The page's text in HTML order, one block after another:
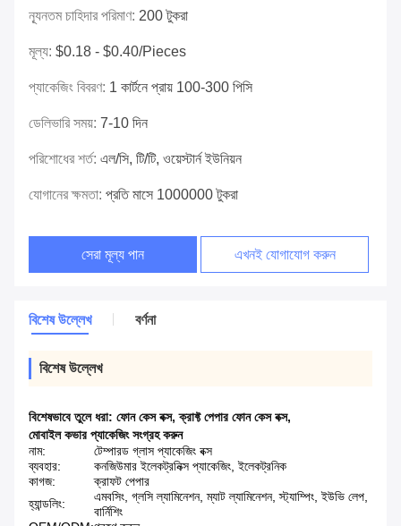
ন্যূনতম চাহিদার পরিমাণ: 200 টুকরা
মূল্য: $0.18 - $0.40/pieces
প্যাকেজিং বিবরণ: 1 কার্টনে প্রায় 100-300 পিসি
ডেলিভারি সময়: 7-10 দিন
পরিশোধের শর্ত: এল/সি, টি/টি, ওয়েস্টার্ন ইউনিয়ন
যোগানের ক্ষমতা: প্রতি মাসে 1000000 টুকরা
সেরা মূল্য পান এখনই যোগাযোগ করুন
বিশেষ উল্লেখ বর্ণনা
বিশেষ উল্লেখ
বিশেষভাবে তুলে ধরা: ফোন কেস বক্স,ক্রাফ্ট পেপার ফোন কেস বক্স,
মোবাইল কভার প্যাকেজিং সংগ্রহ করুন
নাম:
টেম্পারড গ্লাস প্যাকেজিং বক্স
ব্যবহার:
কনজিউমার ইলেকট্রনিক্স প্যাকেজিং, ইলেকট্রনিক
কাগজ:
ক্রাফট পেপার
হ্যান্ডলিং:
এমবসিং, গ্লসি ল্যামিনেশন, ম্যাট ল্যামিনেশন, স্ট্যাম্পিং, ইউভি লেপ,
বার্নিশিং